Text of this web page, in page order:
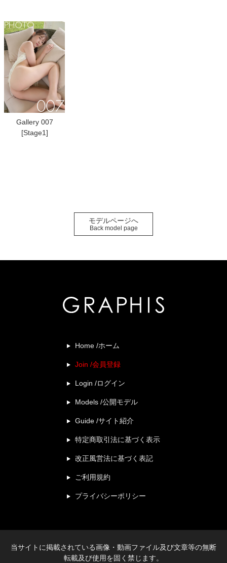
Gallery 007
[Stage1]
モデルページへ
Back model page
Home /ホーム
Join /会員登録
Login /ログイン
Models /公開モデル
Guide /サイト紹介
特定商取引法に基づく表示
改正風営法に基づく表記
ご利用規約
プライバシーポリシー
当サイトに掲載されている画像・動画ファイル及び文章等の無断
転載及び使用を固く禁じます。